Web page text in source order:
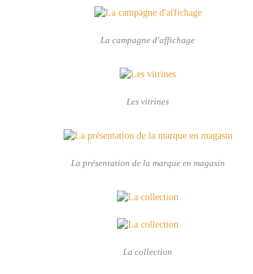
La campagne d'affichage
Les vitrines
La présentation de la marque en magasin
La collection